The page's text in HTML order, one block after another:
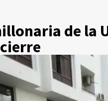
de la